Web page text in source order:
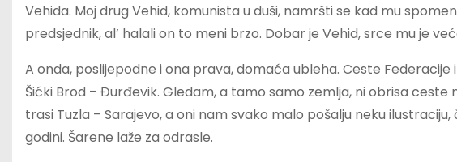
Vehida. Moj drug Vehid, komunista u duši, namršti se kad mu
predsjednik, al’ halali on to meni brzo. Dobar je Vehid, srce mu je
A onda, poslijepodne i ona prava, domaća ubleha. Ceste
Šićki Brod – Đurđevik. Gledam, a tamo samo zemlja, ni obrisa ceste
trasi Tuzla – Sarajevo, a oni nam svako malo pošalju neku
godini. Šarene laže za odrasle.